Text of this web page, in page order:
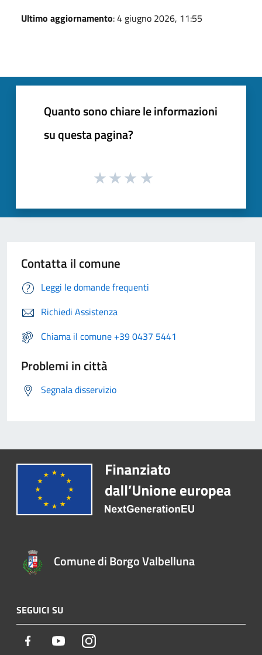
Ultimo aggiornamento: 4 giugno 2026, 11:55
Quanto sono chiare le informazioni
su questa pagina?
Contatta il comune
Leggi le domande frequenti
Richiedi Assistenza
Chiama il comune +39 0437 5441
Problemi in città
Segnala disservizio
Comune di Borgo Valbelluna
SEGUICI SU
Facebook YoutubeInstagram